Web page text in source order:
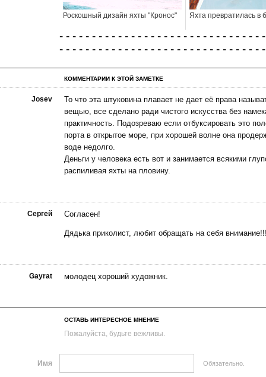
Роскошный дизайн яхты "Кронос" Яхта превратилась в
- - - - - - - - - - - - - - - - - - - - - - - - - - - - - - -
- - - - - - - - - - - - - - - - - - - - - - - - - - - - - - -
КОММЕНТАРИИ К ЭТОЙ ЗАМЕТКЕ
Josev
То что эта штуковина плавает не дает её права
вещью, все сделано ради чистого искусства без
практичность. Подозреваю если отбуксировать это
порта в открытое море, при хорошей волне она
воде недолго.
Деньги у человека есть вот и занимается всякими
распиливая яхты на пловину.
Сергей Согласен!
Дядька приколист, любит обращать на себя
Gayrat молодец хороший художник.
ОСТАВЬ ИНТЕРЕСНОЕ МНЕНИЕ
Пожалуйста, будьте вежливы.
Имя Обязательно.